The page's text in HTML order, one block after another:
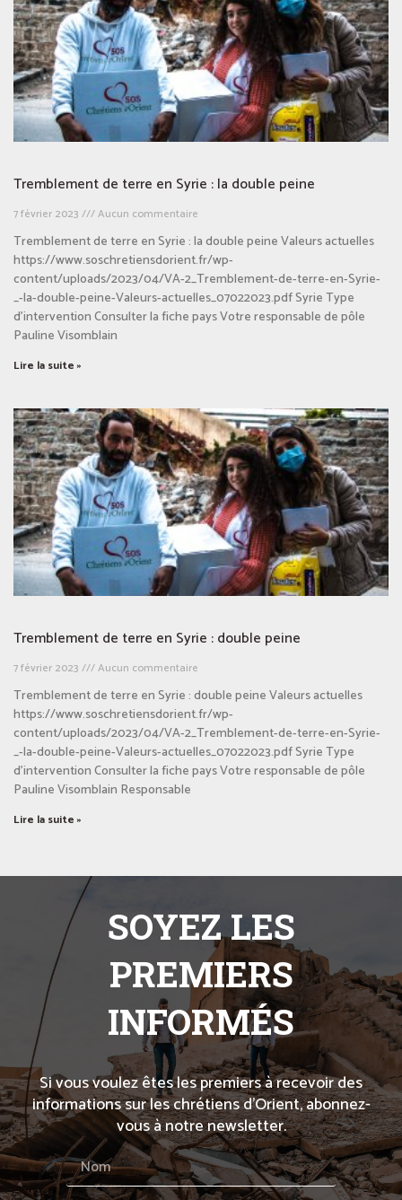
Tremblement de terre en Syrie : la double peine
7 février 2023 Aucun commentaire
Tremblement de terre en Syrie : la double peine Valeurs actuelles
https://www.soschretiensdorient.fr/wp-
content/uploads/2023/04/VA-2_Tremblement-de-terre-en-Syrie-
_-la-double-peine-Valeurs-actuelles_07022023.pdf Syrie Type
d’intervention Consulter la fiche pays Votre responsable de pôle
Pauline Visomblain
Lire la suite »
Tremblement de terre en Syrie : double peine
7 février 2023 Aucun commentaire
Tremblement de terre en Syrie : double peine Valeurs actuelles
https://www.soschretiensdorient.fr/wp-
content/uploads/2023/04/VA-2_Tremblement-de-terre-en-Syrie-
_-la-double-peine-Valeurs-actuelles_07022023.pdf Syrie Type
d’intervention Consulter la fiche pays Votre responsable de pôle
Pauline Visomblain Responsable
Lire la suite »
SOYEZ LES
PREMIERS
INFORMÉS
Si vous voulez êtes les premiers à recevoir des
informations sur les chrétiens d’Orient, abonnez-
vous à notre newsletter.